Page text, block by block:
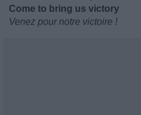
Come to bring us victory
Venez pour notre victoire !